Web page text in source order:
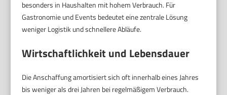
besonders in Haushalten mit hohem Verbrauch. Für
Gastronomie und Events bedeutet eine zentrale Lösung
weniger Logistik und schnellere Abläufe.
Wirtschaftlichkeit und Lebensdauer
Die Anschaffung amortisiert sich oft innerhalb eines Jahres
bis weniger als drei Jahren bei regelmäßigem Verbrauch.